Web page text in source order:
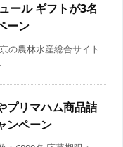
ール ギフトが3名
ーン
の農林水産総合サイト
プリマハム商品詰
ンペーン